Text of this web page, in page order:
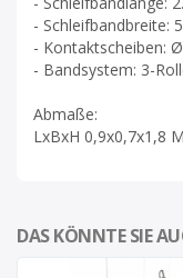
- Schleifbandbreite:
- Kontaktscheiben:
- Bandsystem: 3-
Abmaße:
LxBxH 0,9x0,7x1,8
DAS KÖNNTE SIE